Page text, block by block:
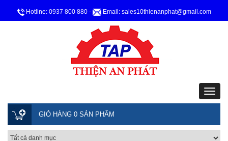
Hotline: 0937 800 880 - Email: sales10thienanphat@gmail.com
GIỎ HÀNG 0 SẢN PHẨM